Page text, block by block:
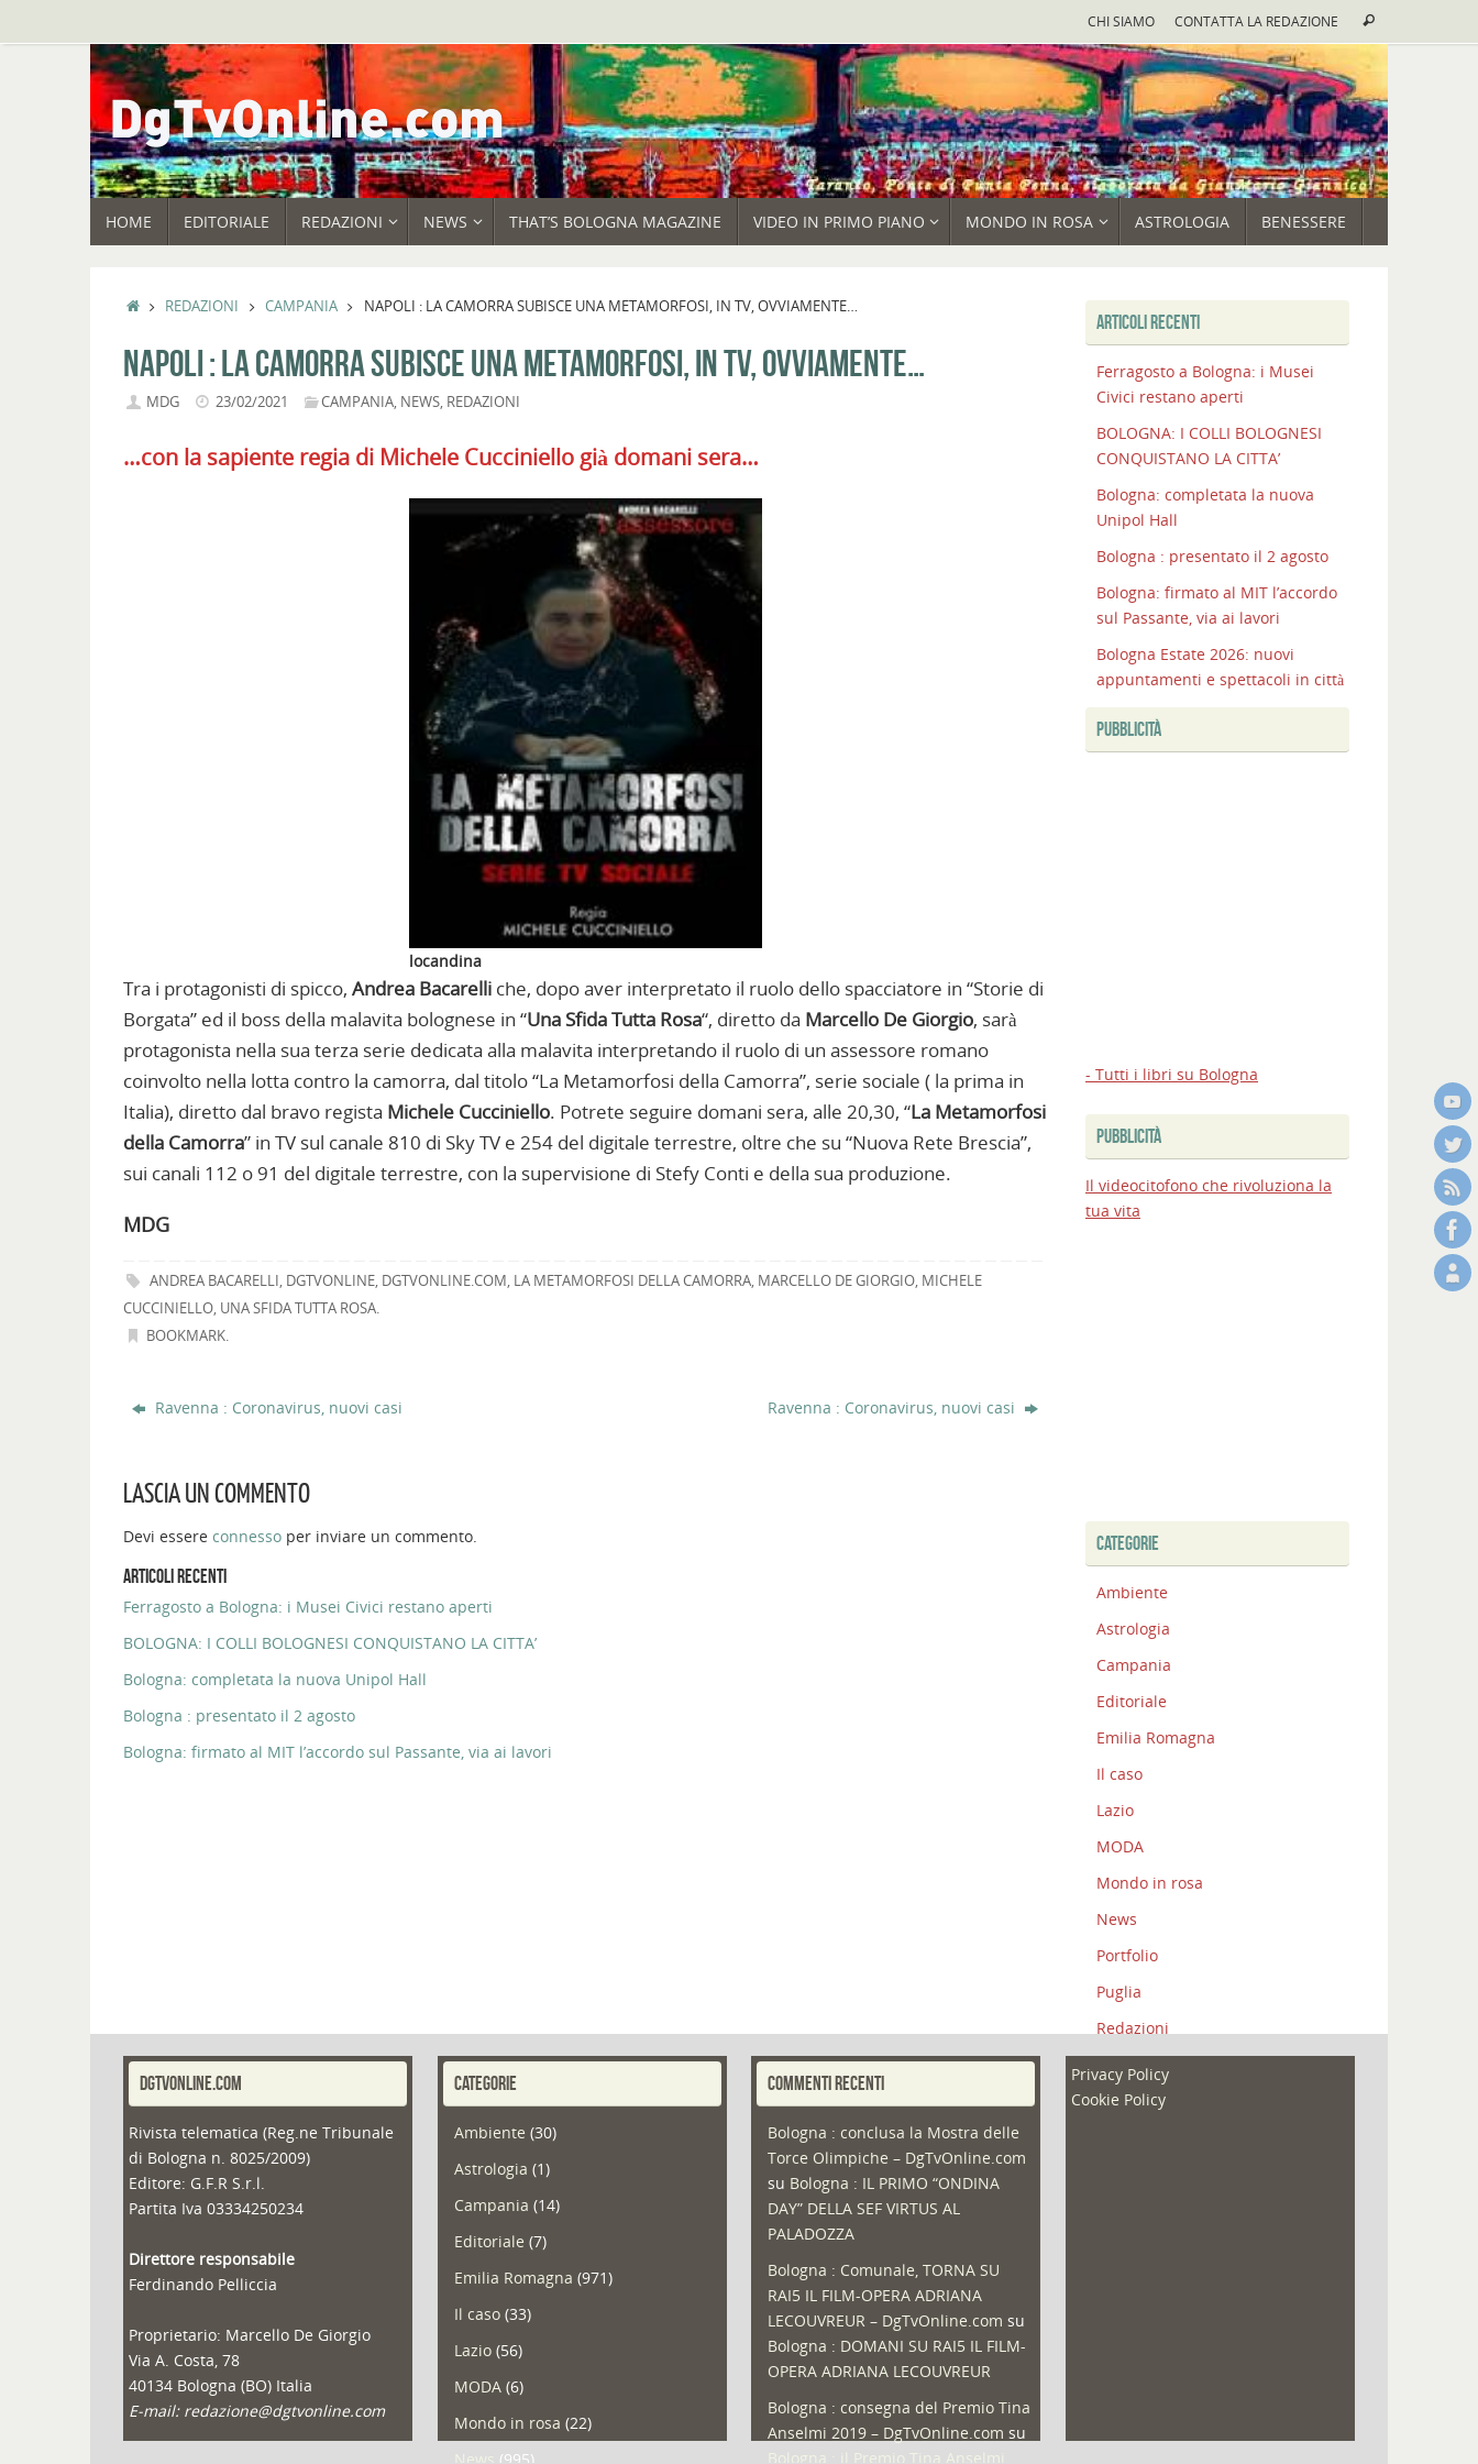
CHI SIAMO CONTATTA LA REDAZIONE Cerca
HOME EDITORIALE REDAZIONI NEWS THAT’S BOLOGNA MAGAZINE VIDEO IN PRIMO PIANO MONDO IN ROSA ASTROLOGIA BENESSERE
HOMEREDAZIONI CAMPANIA NAPOLI : LA CAMORRA SUBISCE UNA METAMORFOSI, IN TV, OVVIAMENTE…
NAPOLI : LA CAMORRA SUBISCE UNA METAMORFOSI, IN TV, OVVIAMENTE…
MDG 23/02/2021 CAMPANIA, NEWS, REDAZIONI
…con la sapiente regia di Michele Cucciniello già domani sera…
locandina
Tra i protagonisti di spicco, Andrea Bacarelli che, dopo aver interpretato il ruolo dello spacciatore in “Storie di
Borgata” ed il boss della malavita bolognese in “Una Sfida Tutta Rosa“, diretto da Marcello De Giorgio, sarà
protagonista nella sua terza serie dedicata alla malavita interpretando il ruolo di un assessore romano
coinvolto nella lotta contro la camorra, dal titolo “La Metamorfosi della Camorra”, serie sociale ( la prima in
Italia), diretto dal bravo regista Michele Cucciniello. Potrete seguire domani sera, alle 20,30, “La Metamorfosi
della Camorra” in TV sul canale 810 di Sky TV e 254 del digitale terrestre, oltre che su “Nuova Rete Brescia”,
sui canali 112 o 91 del digitale terrestre, con la supervisione di Stefy Conti e della sua produzione.
MDG
ANDREA BACARELLI, DGTVONLINE, DGTVONLINE.COM, LA METAMORFOSI DELLA CAMORRA, MARCELLO DE GIORGIO, MICHELE
CUCCINIELLO, UNA SFIDA TUTTA ROSA.
BOOKMARK.
Ravenna : Coronavirus, nuovi casi Ravenna : Coronavirus, nuovi casi
LASCIA UN COMMENTO
Devi essere connesso per inviare un commento.
ARTICOLI RECENTI
Ferragosto a Bologna: i Musei Civici restano aperti
BOLOGNA: I COLLI BOLOGNESI CONQUISTANO LA CITTA’
Bologna: completata la nuova Unipol Hall
Bologna : presentato il 2 agosto
Bologna: firmato al MIT l’accordo sul Passante, via ai lavori
ARTICOLI RECENTI
Ferragosto a Bologna: i Musei
Civici restano aperti
BOLOGNA: I COLLI BOLOGNESI
CONQUISTANO LA CITTA’
Bologna: completata la nuova
Unipol Hall
Bologna : presentato il 2 agosto
Bologna: firmato al MIT l’accordo
sul Passante, via ai lavori
Bologna Estate 2026: nuovi
appuntamenti e spettacoli in città
PUBBLICITÀ
- Tutti i libri su Bologna
PUBBLICITÀ
Il videocitofono che rivoluziona la
tua vita
CATEGORIE
Ambiente
Astrologia
Campania
Editoriale
Emilia Romagna
Il caso
Lazio
MODA
Mondo in rosa
News
Portfolio
Puglia
Redazioni
Speciali
Sport
DGTVONLINE.COM
Rivista telematica (Reg.ne Tribunale
di Bologna n. 8025/2009)
Editore: G.F.R S.r.l.
Partita Iva 03334250234
Direttore responsabile
Ferdinando Pelliccia
Proprietario: Marcello De Giorgio
Via A. Costa, 78
40134 Bologna (BO) Italia
E-mail: redazione@dgtvonline.com
CATEGORIE
Ambiente (30)
Astrologia (1)
Campania (14)
Editoriale (7)
Emilia Romagna (971)
Il caso(33)
Lazio(56)
MODA(6)
Mondo in rosa (22)
(995)
COMMENTI RECENTI
Bologna : conclusa la Mostra delle
Torce Olimpiche – DgTvOnline.com
su Bologna : IL PRIMO “ONDINA
DAY” DELLA SEF VIRTUS AL
PALADOZZA
Bologna : Comunale, TORNA SU
RAI5 IL FILM-OPERA ADRIANA
LECOUVREUR – DgTvOnline.com su
Bologna : DOMANI SU RAI5 IL FILM-
OPERA ADRIANA LECOUVREUR
Bologna : consegna del Premio Tina
Anselmi 2019 – DgTvOnline.com su
Privacy Policy
Cookie Policy